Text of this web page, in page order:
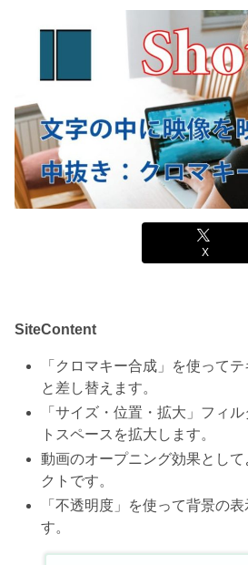
X
SiteContent
「クロマキー合成」を使って
と差し替えます。
「サイズ・位置・拡大」フィ
トスペースを拡大します。
動画のオープニング効果とし
クトです。
「不透明度」を使って背景の
す。